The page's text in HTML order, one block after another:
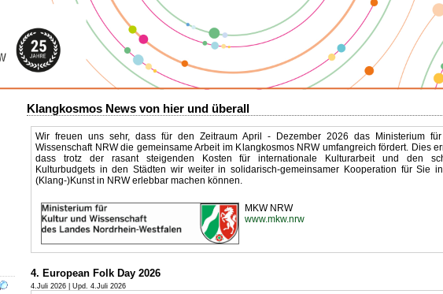
Klangkosmos News von hier und überall
Wir freuen uns sehr, dass für den Zeitraum April - Dezember 2026 das Ministerium
Wissenschaft NRW die gemeinsame Arbeit im Klangkosmos NRW umfangreich fördert. Dies
dass trotz der rasant steigenden Kosten für internationale Kulturarbeit und den
Kulturbudgets in den Städten wir weiter in solidarisch-gemeinsamer Kooperation für Sie
(Klang-)Kunst in NRW erlebbar machen können.
MKW NRW
www.mkw.nrw
4. European Folk Day 2026
4.Juli 2026 | Upd. 4.Juli 2026